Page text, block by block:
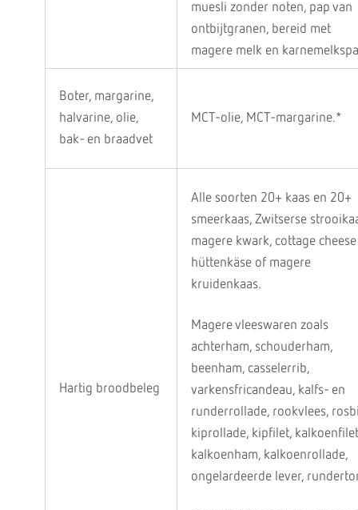
muesli zonder noten, pap van
ontbijtgranen, bereid met
magere melk en
Boter, margarine,
halvarine, olie,
bak- en braadvet
MCT-olie, MCT-margarine.*
Hartig broodbeleg
Alle soorten 20+ kaas en 20+
smeerkaas, Zwitserse
magere kwark, cottage
hüttenkäse of magere
kruidenkaas.
Magere vleeswaren zoals
achterham, schouderham,
beenham, casselerrib,
varkensfricandeau, kalfs- en
runderrollade, rookvlees,
kiprollade, kipfilet,
kalkoenham, kalkoenrollade,
ongelardeerde lever,